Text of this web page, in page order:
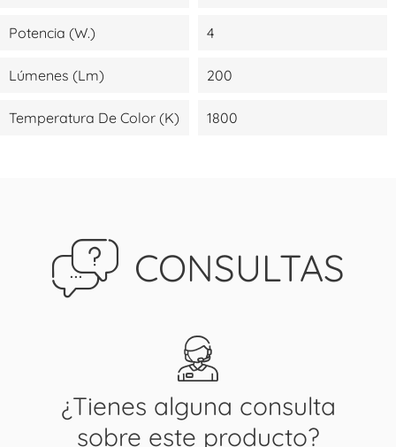
Potencia (W.) 4
Lúmenes (lm) 200
Temperatura De Color (K) 1800
CONSULTAS
¿Tienes alguna consulta
sobre este producto?